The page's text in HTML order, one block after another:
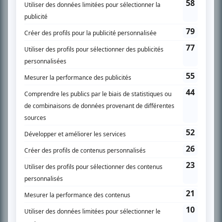
SUR LE RÉSEAU BIZZ MÉDIA
PLAN DU SITE
Accueil
Liste des oeuvres
Recherche avancée
À propos
Nous contacter
Termes et conditions
Politique de confidentialité
Gestion du consentement